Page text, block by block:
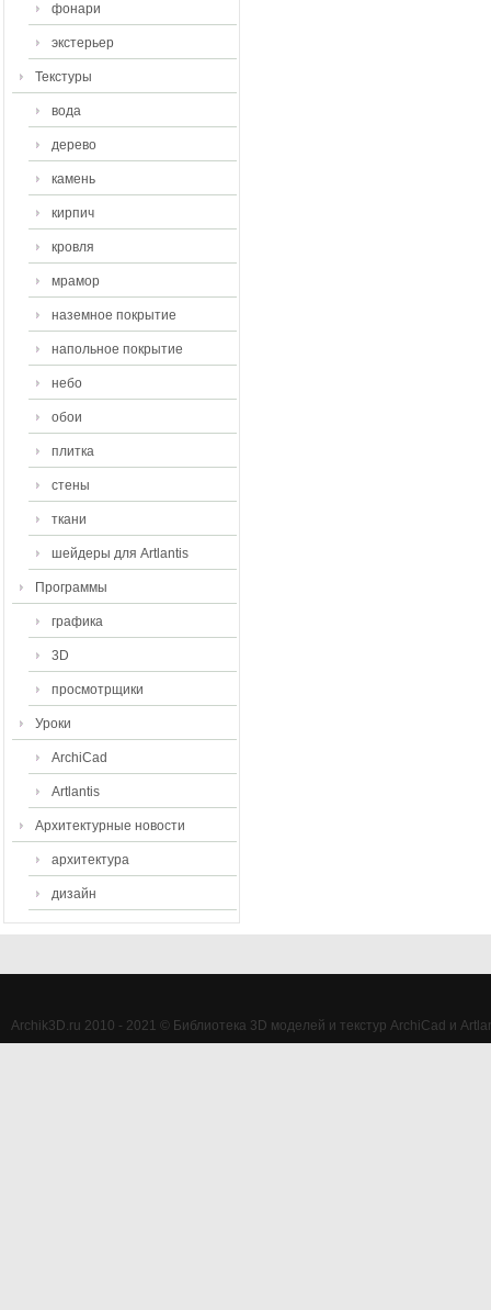
фонари
экстерьер
Текстуры
вода
дерево
камень
кирпич
кровля
мрамор
наземное покрытие
напольное покрытие
небо
обои
плитка
стены
ткани
шейдеры для Artlantis
Программы
графика
3D
просмотрщики
Уроки
ArchiCad
Artlantis
Архитектурные новости
архитектура
дизайн
Archik3D.ru 2010 - 2021 © Библиотека 3D моделей и текстур ArchiCad и